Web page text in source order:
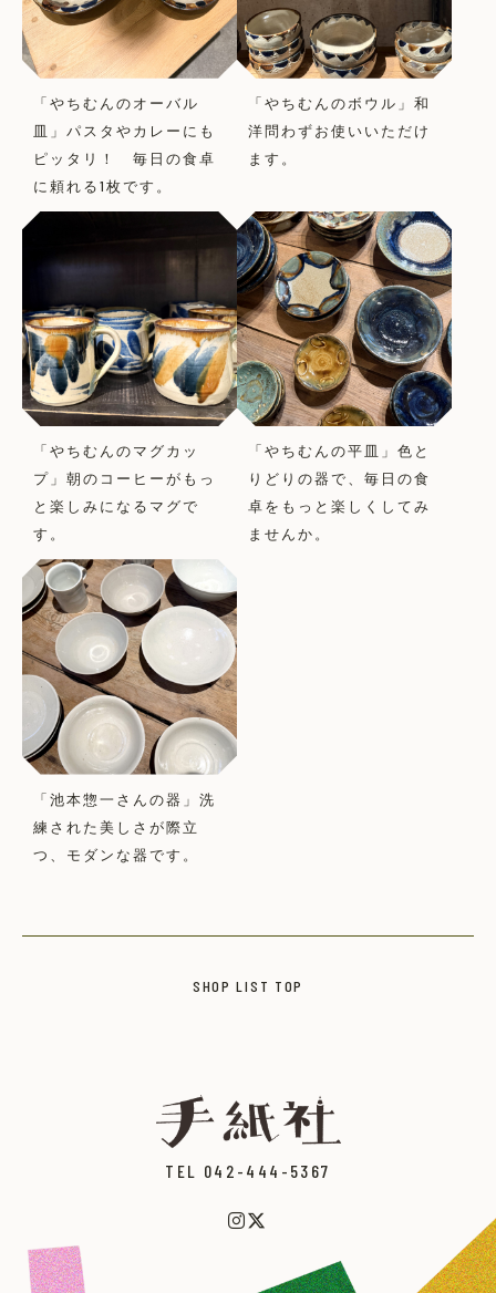
「やちむんのオーバル
皿」パスタやカレーにも
ピッタリ！ 毎日の食卓
に頼れる1枚です。
「やちむんのボウル」和
洋問わずお使いいただけ
ます。
「やちむんのマグカッ
プ」朝のコーヒーがもっ
と楽しみになるマグで
す。
「やちむんの平皿」色と
りどりの器で、毎日の食
卓をもっと楽しくしてみ
ませんか。
「池本惣一さんの器」洗
練された美しさが際立
つ、モダンな器です。
SHOP LIST TOP
TEL 042-444-5367